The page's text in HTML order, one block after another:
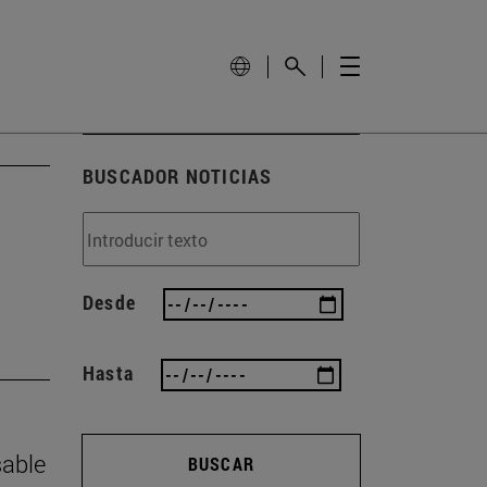
BUSCADOR NOTICIAS
Desde
Hasta
BUSCAR